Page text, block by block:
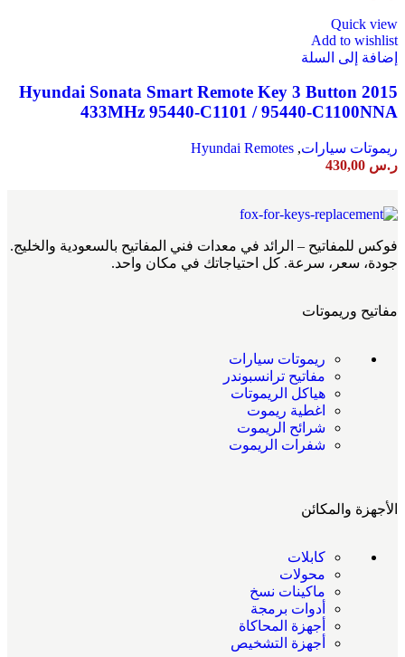
Quick view
Add to wishlist
إضافة إلى السلة
2015 Hyundai Sonata Smart Remote Key 3 Button
433MHz 95440-C1101 / 95440-C1100NNA
ريموتات سيارات,
Hyundai Remotes
ر.س
فوكس للمفاتيح – الرائد في معدات فني المفاتيح بالسعودية والخليج.
جودة، سعر، سرعة. كل احتياجاتك في مكان واحد.
مفاتيح وريموتات
ريموتات سيارات
مفاتيح ترانسبوندر
هياكل الريموتات
اغطية ريموت
شرائح الريموت
شفرات الريموت
الأجهزة والمكائن
كابلات
محولات
ماكينات نسخ
أدوات برمجة
أجهزة المحاكاة
أجهزة التشخيص